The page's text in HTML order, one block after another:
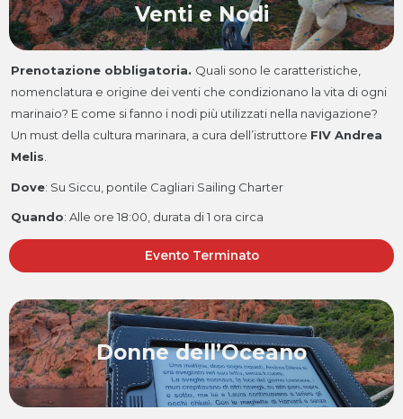
Venti e Nodi
Prenotazione obbligatoria. Quali sono le caratteristiche,
nomenclatura e origine dei venti che condizionano la vita di ogni
marinaio? E come si fanno i nodi più utilizzati nella navigazione?
Un must della cultura marinara, a cura dell’istruttore FIV Andrea
Melis
Dove: Su Siccu, pontile Cagliari Sailing Charter
Quando: Alle ore 18:00, durata di 1 ora circa
Evento Terminato
Donne dell’Oceano